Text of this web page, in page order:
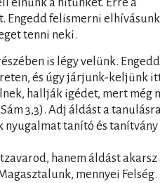
Engedd felismerni
tenni neki.
is légy velünk. Engedd
és úgy járjunk-keljünk
hallják igédet, mert még
3,3). Adj áldást a
nyugalmat tanító és tanítvány
hanem áldást
mennyei Felség.